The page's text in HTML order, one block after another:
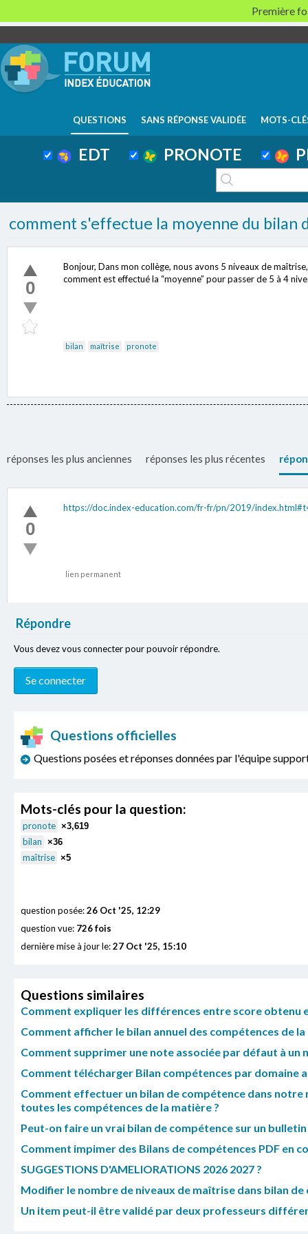
QUESTIONS SANS RÉPONSE VALIDÉE MOTS-
EDT PRONOTE
comment s'effectue la moyenne du bilan
0
Bonjour, Dans mon collège, nous avons 5 niveaux de
comment est effectué la “moyenne” pour passer de 5 à 4
bilan maîtrise pronote
réponses les plus anciennes réponses les plus récentes
0
https://doc.index-education.com/fr-fr/pn/2019/
lien permanent
Répondre
Vous devez vous connecter pour pouvoir répondre.
Questions officielles
Questions posées et réponses données par l'équipe
Mots-clés pour la question:
pronote ×3,619
bilan ×36
maîtrise ×5
question posée:26 Oct '25, 12:29
question vue: 726 fois
dernière mise à jour le:27 Oct '25, 15:10
Questions similaires
Comment expliquer les différences entre score obtenu
Comment afficher le bilan annuel des compétences de
Comment supprimer une note associée par défaut à un
Comment télécharger Bilan compétences par domaine
Comment effectuer un bilan de compétence dans
toutes les compétences de la matière ?
Peut-on faire un vrai bilan de compétence sur un
Comment impimer des Bilans de compétences PDF en
SUGGESTIONS D'AMELIORATIONS 2026 2027 ?
Modifier le nombre de niveaux de maîtrise dans bilan de
Un item peut-il être validé par deux professeurs
Première